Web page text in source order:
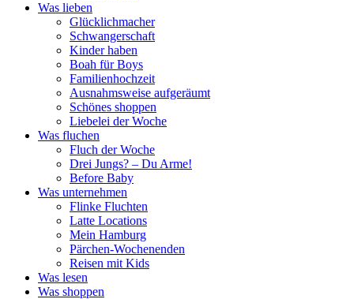
Was lieben
Glücklichmacher
Schwangerschaft
Kinder haben
Boah für Boys
Familienhochzeit
Ausnahmsweise aufgeräumt
Schönes shoppen
Liebelei der Woche
Was fluchen
Fluch der Woche
Drei Jungs? – Du Arme!
Before Baby
Was unternehmen
Flinke Fluchten
Latte Locations
Mein Hamburg
Pärchen-Wochenenden
Reisen mit Kids
Was lesen
Was shoppen